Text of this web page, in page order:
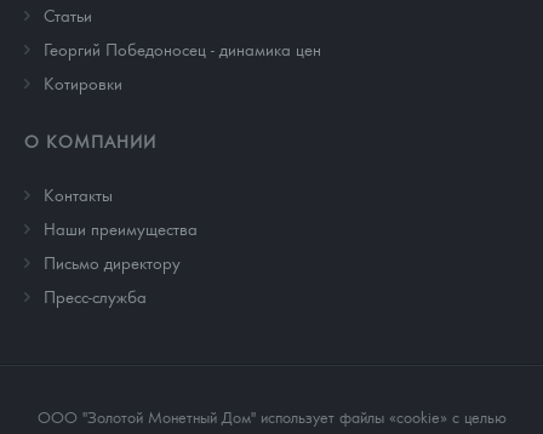
Cтатьи
Георгий Победоносец - динамика цен
Котировки
О КОМПАНИИ
Контакты
Наши преимущества
Письмо директору
Пресс-служба
ООО "Золотой Монетный Дом" использует файлы «cookie» с целью